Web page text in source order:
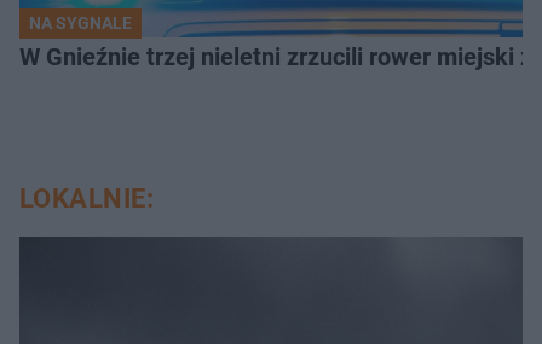
NA SYGNALE
W Gnieźnie trzej nieletni zrzucili rower miejski
LOKALNIE: